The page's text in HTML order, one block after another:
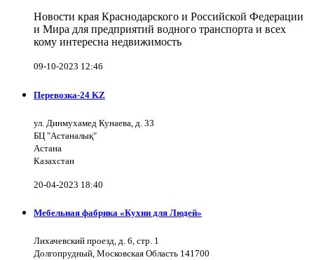
Новости края Краснодарского и Российской Федерации
и Мира для предприятий водного транспорта и всех
кому интересна недвижимость
09-10-2023 12:46
Перевозка-24 KZ
ул. Динмухамед Кунаева, д. 33
БЦ "Астаналық"
Астана
Казахстан
20-04-2023 18:40
Мебельная фабрика «Кухни для Людей»
Лихачевский проезд, д. 6, стр. 1
Долгопрудный, Московская Область 141700